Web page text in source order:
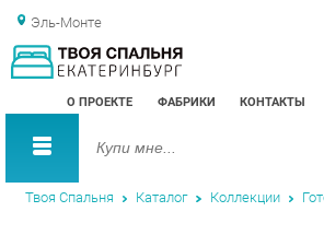
Эль-Монте
О ПРОЕКТЕ ФАБРИКИ КОНТАКТЫ
Твоя Спальня Каталог Коллекции